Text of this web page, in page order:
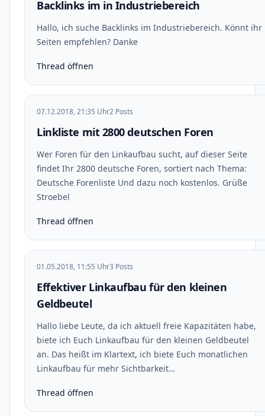
Backlinks im in Industriebereich
Hallo, ich suche Backlinks im Industriebereich. Könnt ihr
Seiten empfehlen? Danke
Thread öffnen
07.12.2018, 21:35 Uhr2 Posts
Linkliste mit 2800 deutschen Foren
Wer Foren für den Linkaufbau sucht, auf dieser Seite
findet Ihr 2800 deutsche Foren, sortiert nach Thema:
Deutsche Forenliste Und dazu noch kostenlos. Grüße
Stroebel
Thread öffnen
01.05.2018, 11:55 Uhr3 Posts
Effektiver Linkaufbau für den kleinen
Geldbeutel
Hallo liebe Leute, da ich aktuell freie Kapazitäten habe,
biete ich Euch Linkaufbau für den kleinen Geldbeutel
an. Das heißt im Klartext, ich biete Euch monatlichen
Linkaufbau für mehr Sichtbarkeit…
Thread öffnen